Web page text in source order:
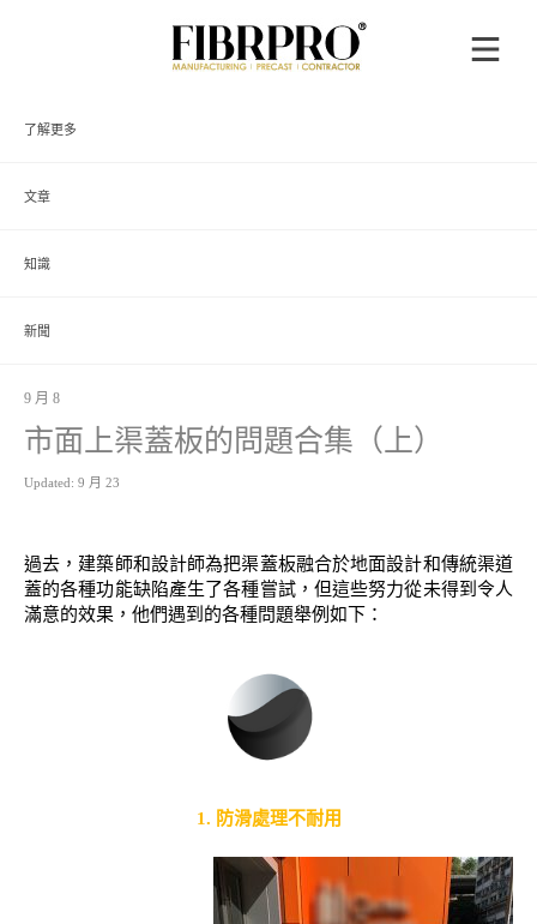
了解更多
文章
知識
新聞
9 月 8
市面上渠蓋板的問題合集（上）
Updated: 9 月 23
過去，建築師和設計師為把渠蓋板融合於地面設計和傳統渠道
蓋的各種功能缺陷產生了各種嘗試，但這些努力從未得到令人
滿意的效果，他們遇到的各種問題舉例如下：
1. 防滑處理不耐用